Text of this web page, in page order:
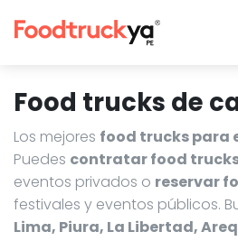
Food trucks de
Los mejores food trucks para
Puedes contratar food
eventos privados o reservar
festivales y eventos públicos.
Lima, Piura, La Libertad,